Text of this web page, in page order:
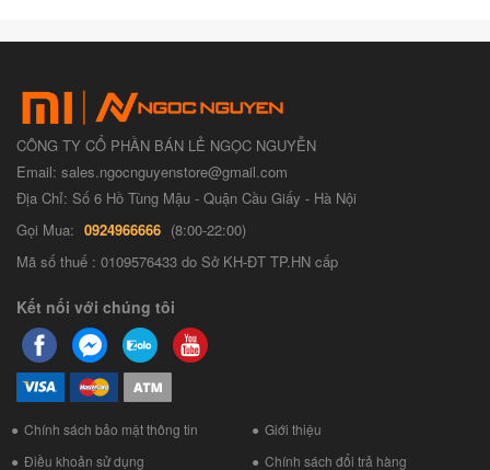
CÔNG TY CỔ PHẦN BÁN LẺ NGỌC NGUYỄN
Email: sales.ngocnguyenstore@gmail.com
Địa Chỉ: Số 6 Hồ Tùng Mậu - Quận Cầu Giấy - Hà Nội
Gọi Mua: 0924966666 (8:00-22:00)
Mã số thuế : 0109576433 do Sở KH-ĐT TP.HN cấp
Kết nối với chúng tôi
Chính sách bảo mật thông tin
Giới thiệu
Điều khoản sử dụng
Chính sách đổi trả hàng